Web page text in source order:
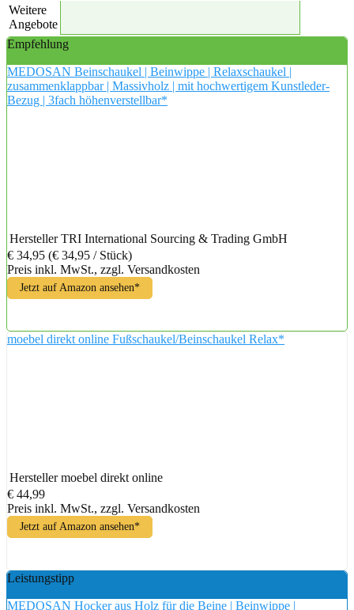
Weitere
Angebote
Empfehlung
MEDOSAN Beinschaukel | Beinwippe | Relaxschaukel |
zusammenklappbar | Massivholz | mit hochwertigem Kunstleder-
Bezug | 3fach höhenverstellbar*
Hersteller TRI International Sourcing & Trading GmbH
€ 34,95 (€ 34,95 / Stück)
Preis inkl. MwSt., zzgl. Versandkosten
Jetzt auf Amazon ansehen*
moebel direkt online Fußschaukel/Beinschaukel Relax*
Hersteller moebel direkt online
€ 44,99
Preis inkl. MwSt., zzgl. Versandkosten
Jetzt auf Amazon ansehen*
Leistungstipp
MEDOSAN Hocker aus Holz für die Beine | Beinwippe |